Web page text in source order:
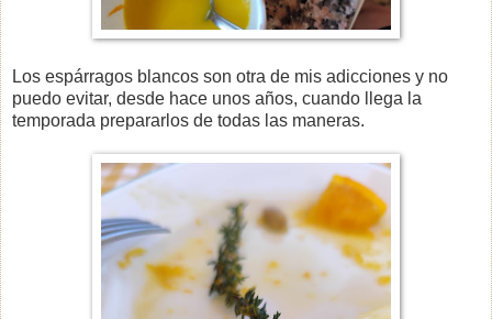
Los espárragos blancos son otra de mis adicciones y no
puedo evitar, desde hace unos años, cuando llega la
temporada prepararlos de todas las maneras.